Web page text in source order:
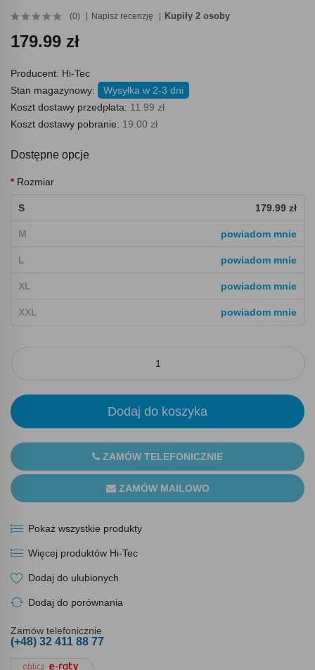
(0) Napisz recenzję Kupiły 2 osoby
179.99 zł
Producent: Hi-Tec
Stan magazynowy:
Wysyłka w 2-3 dni
Koszt dostawy przedpłata: 11.99 zł
Koszt dostawy pobranie: 19.00 zł
Dostępne opcje
Rozmiar
S 179.99 zł
M powiadom mnie
L powiadom mnie
XL powiadom mnie
XXL powiadom mnie
Dodaj do koszyka
ZAMÓW TELEFONICZNIE
ZAMÓW MAILOWO
Pokaż wszystkie produkty
Więcej produktów Hi-Tec
Dodaj do ulubionych
Dodaj do porównania
Zamów telefonicznie
(+48) 32 411 88 77